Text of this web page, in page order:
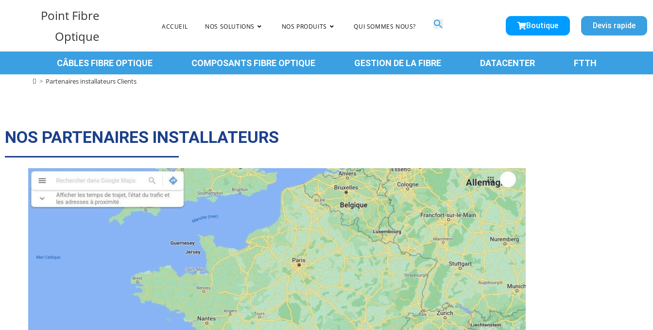
Point Fibre
Optique
ACCUEIL NOS SOLUTIONS NOS PRODUITS QUI SOMMES NOUS? Boutique Devis rapide
CÂBLES FIBRE OPTIQUE COMPOSANTS FIBRE OPTIQUE GESTION DE LA FIBRE DATACENTER FTTH
> Partenaires installateurs Clients
NOS PARTENAIRES INSTALLATEURS